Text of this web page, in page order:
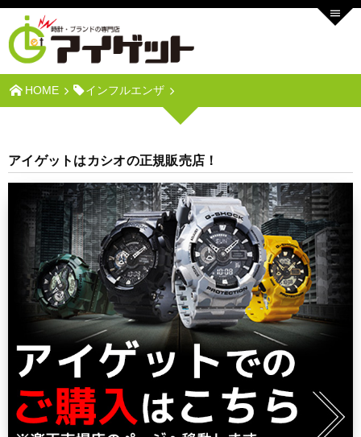
HOME インフルエンザ
アイゲットはカシオの正規販売店！